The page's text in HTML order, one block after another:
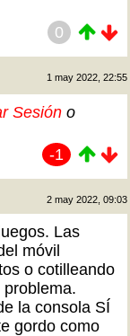
0
1 may 2022, 22:55
Sesión o
-1
2 may 2022, 09:03
Las
móvil
o cotilleando
problema.
la consola SÍ
gordo como